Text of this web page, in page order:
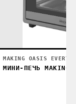
MAKING OASIS
МИНИ-ПЕЧЬ MAKING